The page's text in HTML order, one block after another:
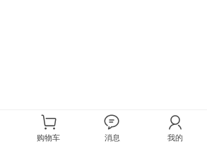
购物车 消息 我的